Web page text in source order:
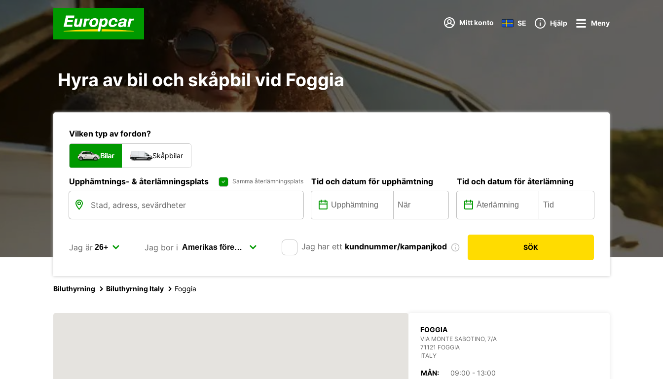
Mitt konto SE Hjälp Meny
Hyra av bil och skåpbil vid Foggia
Vilken typ av fordon?
Bilar Skåpbilar
Upphämtnings- & återlämningsplats Samma återlämningsplats Tid och datum för upphämtning Tid och datum för återlämning
Jag är Jag bor i Jag har ett kundnummer/kampanjkod SÖK
Biluthyrning Biluthyrning Italy Foggia
FOGGIA
VIA MONTE SABOTINO, 7/A
71121 FOGGIA
ITALY
MÅN:
09:00 - 13:00